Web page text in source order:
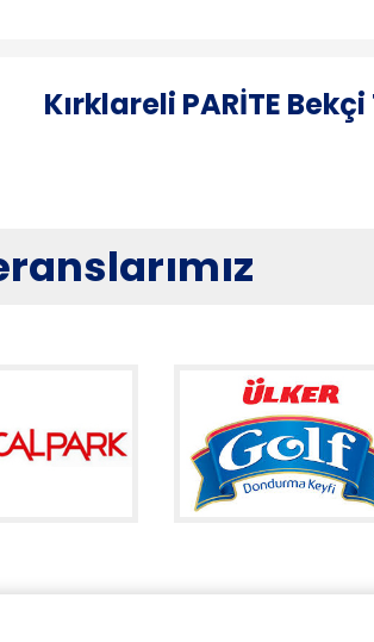
Kırklareli PARİTE